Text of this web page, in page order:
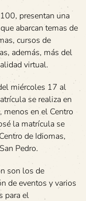
presentan una
abarcan temas de
cursos de
además, más del
virtual.
miércoles 17 al
se realiza en
menos en el Centro
la matrícula se
de Idiomas,
Pedro.
son los de
de eventos y varios
para el